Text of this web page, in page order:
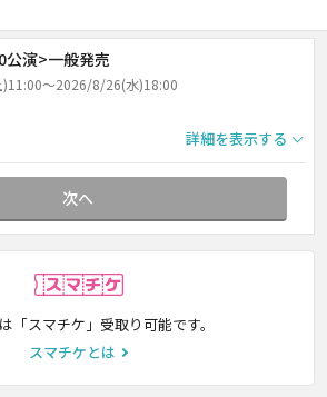
演>一般発売
～2026/8/26(水)18:00
詳細を表示する
次へ
「スマチケ」受取り可能です。
スマチケとは